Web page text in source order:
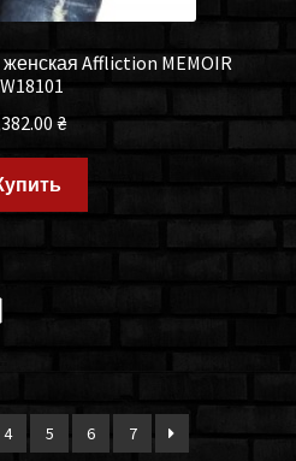
Affliction MEMOIR
₴
4 5 6 7